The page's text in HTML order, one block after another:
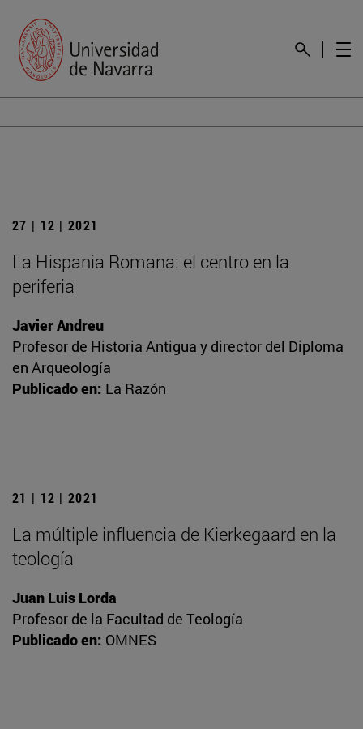
27 | 12 | 2021
La Hispania Romana: el centro en la
periferia
Javier Andreu
Profesor de Historia Antigua y director del Diploma
en Arqueología
Publicado en: La Razón
21 | 12 | 2021
La múltiple influencia de Kierkegaard en la
teología
Juan Luis Lorda
Profesor de la Facultad de Teología
Publicado en: OMNES